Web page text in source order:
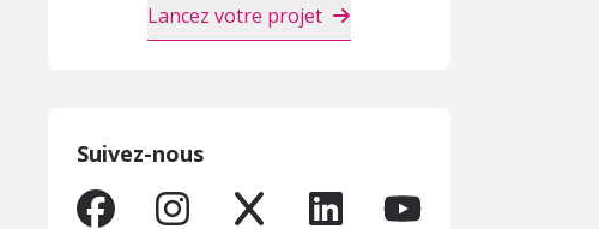
Lancez votre projet
Suivez-nous